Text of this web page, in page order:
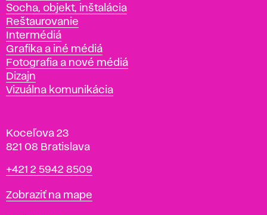
Socha, objekt, inštalácia
Reštaurovanie
Intermédiá
Grafika a iné médiá
Fotografia a nové médiá
Dizajn
Vizuálna komunikácia
Koceľova 23
821 08 Bratislava
Telefón
+421 2 5942 8509
Mapa
Zobraziť na mape